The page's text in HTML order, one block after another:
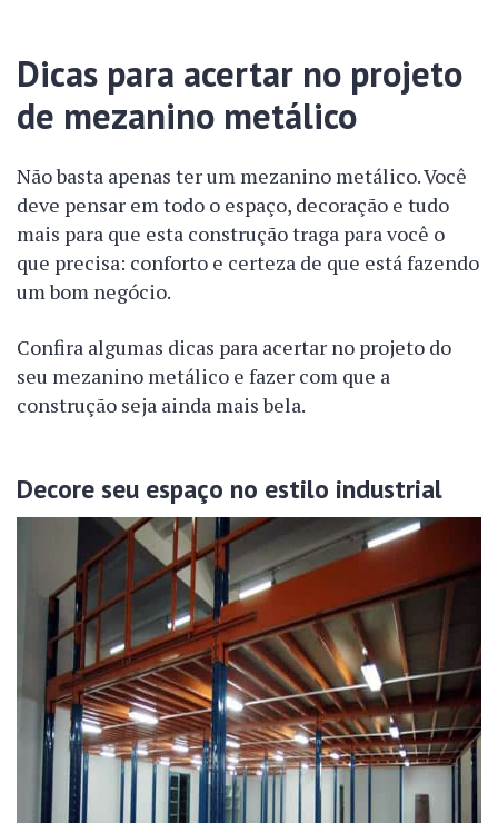
Dicas para acertar no projeto
de mezanino metálico
Não basta apenas ter um mezanino metálico. Você
deve pensar em todo o espaço, decoração e tudo
mais para que esta construção traga para você o
que precisa: conforto e certeza de que está fazendo
um bom negócio.
Confira algumas dicas para acertar no projeto do
seu mezanino metálico e fazer com que a
construção seja ainda mais bela.
Decore seu espaço no estilo industrial